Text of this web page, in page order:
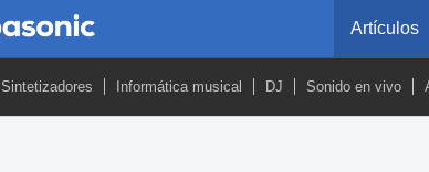
Artículos
Sintetizadores Informática musical DJ Sonido en vivo